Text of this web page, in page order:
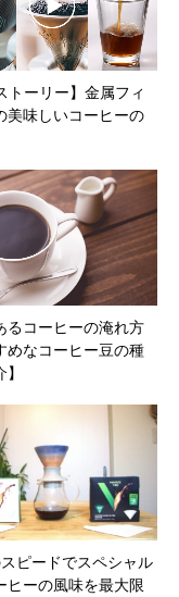
トーリー】金属フィ
美味しいコーヒーの
るコーヒーの淹れ方
めなコーヒー豆の種
ピードでスペシャル
ヒーの風味を最大限